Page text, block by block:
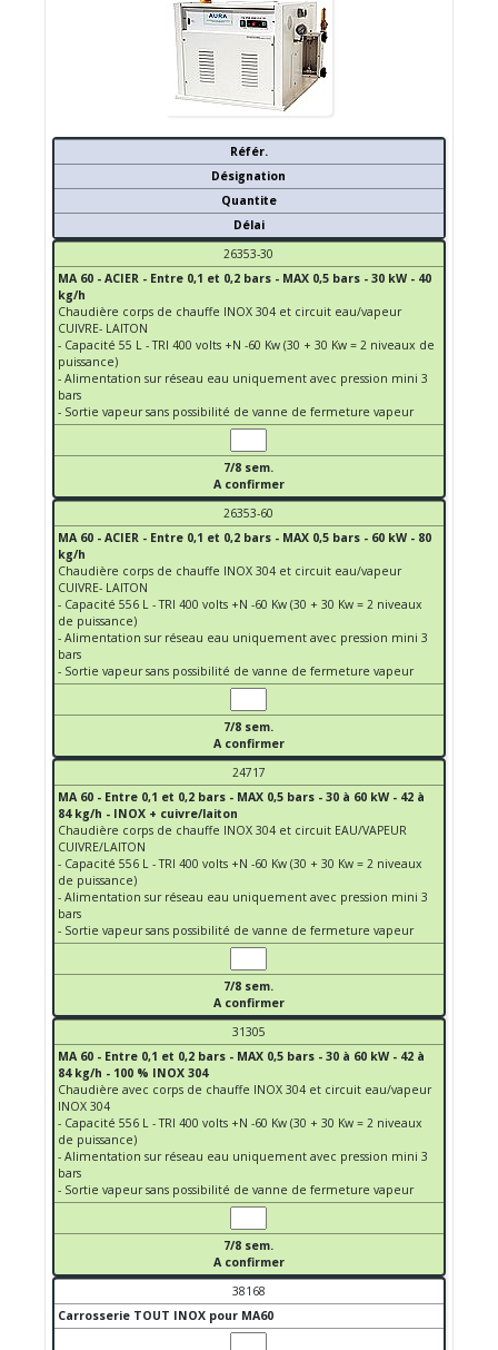
Référ.
Désignation
Quantite
Délai
26353-30
MA 60 - ACIER - Entre 0,1 et 0,2 bars - MAX 0,5 bars - 30 kW - 40
kg/h
Chaudière corps de chauffe INOX 304 et circuit eau/vapeur
CUIVRE- LAITON
- Capacité 55 L - TRI 400 volts +N -60 Kw (30 + 30 Kw = 2 niveaux de
puissance)
- Alimentation sur réseau eau uniquement avec pression mini 3
bars
- Sortie vapeur sans possibilité de vanne de fermeture vapeur
7/8 sem.
A confirmer
26353-60
MA 60 - ACIER - Entre 0,1 et 0,2 bars - MAX 0,5 bars - 60 kW - 80
kg/h
Chaudière corps de chauffe INOX 304 et circuit eau/vapeur
CUIVRE- LAITON
- Capacité 556 L - TRI 400 volts +N -60 Kw (30 + 30 Kw = 2 niveaux
de puissance)
- Alimentation sur réseau eau uniquement avec pression mini 3
bars
- Sortie vapeur sans possibilité de vanne de fermeture vapeur
7/8 sem.
A confirmer
24717
MA 60 - Entre 0,1 et 0,2 bars - MAX 0,5 bars - 30 à 60 kW - 42 à
84 kg/h - INOX + cuivre/laiton
Chaudière corps de chauffe INOX 304 et circuit EAU/VAPEUR
CUIVRE/LAITON
- Capacité 556 L - TRI 400 volts +N -60 Kw (30 + 30 Kw = 2 niveaux
de puissance)
- Alimentation sur réseau eau uniquement avec pression mini 3
bars
- Sortie vapeur sans possibilité de vanne de fermeture vapeur
7/8 sem.
A confirmer
31305
MA 60 - Entre 0,1 et 0,2 bars - MAX 0,5 bars - 30 à 60 kW - 42 à
84 kg/h - 100 % INOX 304
Chaudière avec corps de chauffe INOX 304 et circuit eau/vapeur
INOX 304
- Capacité 556 L - TRI 400 volts +N -60 Kw (30 + 30 Kw = 2 niveaux
de puissance)
- Alimentation sur réseau eau uniquement avec pression mini 3
bars
- Sortie vapeur sans possibilité de vanne de fermeture vapeur
7/8 sem.
A confirmer
38168
Carrosserie TOUT INOX pour MA60